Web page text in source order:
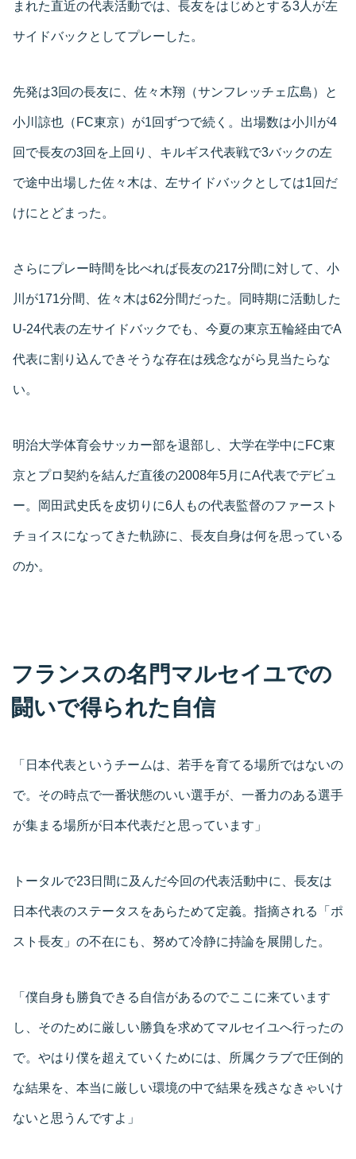
まれた直近の代表活動では、長友をはじめとする3人が左
サイドバックとしてプレーした。
先発は3回の長友に、佐々木翔（サンフレッチェ広島）と
小川諒也（FC東京）が1回ずつで続く。出場数は小川が4
回で長友の3回を上回り、キルギス代表戦で3バックの左
で途中出場した佐々木は、左サイドバックとしては1回だ
けにとどまった。
さらにプレー時間を比べれば長友の217分間に対して、小
川が171分間、佐々木は62分間だった。同時期に活動した
U-24代表の左サイドバックでも、今夏の東京五輪経由でA
代表に割り込んできそうな存在は残念ながら見当たらな
い。
明治大学体育会サッカー部を退部し、大学在学中にFC東
京とプロ契約を結んだ直後の2008年5月にA代表でデビュ
ー。岡田武史氏を皮切りに6人もの代表監督のファースト
チョイスになってきた軌跡に、長友自身は何を思っている
のか。
フランスの名門マルセイユでの
闘いで得られた自信
「日本代表というチームは、若手を育てる場所ではないの
で。その時点で一番状態のいい選手が、一番力のある選手
が集まる場所が日本代表だと思っています」
トータルで23日間に及んだ今回の代表活動中に、長友は
日本代表のステータスをあらためて定義。指摘される「ポ
スト長友」の不在にも、努めて冷静に持論を展開した。
「僕自身も勝負できる自信があるのでここに来ています
し、そのために厳しい勝負を求めてマルセイユへ行ったの
で。やはり僕を超えていくためには、所属クラブで圧倒的
な結果を、本当に厳しい環境の中で結果を残さなきゃいけ
ないと思うんですよ」